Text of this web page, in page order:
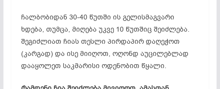
ჩალბობიდან 30-40 წუთში ის გელისმაგვარი
ხდება, თუმცა, მიღება უკვე 10 წუთშიც შეიძლება.
შეგიძლიათ ჩიას თესლი პირდაპირ დაღეჭოთ
(კარგად) და ისე მიიღოთ, ოღონდ აუცილებლად
დააყოლეთ საკმარისი ოდენობით წყალი.